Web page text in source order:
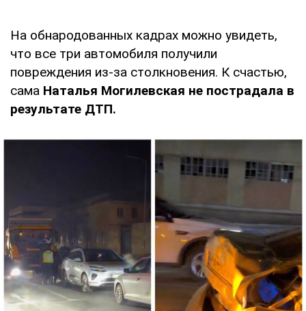
На обнародованных кадрах можно увидеть,
что все три автомобиля получили
повреждения из-за столкновения. К счастью,
сама Наталья Могилевская не пострадала в
результате ДТП.